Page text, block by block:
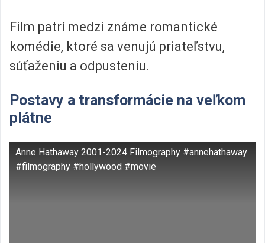
Film patrí medzi známe romantické
komédie, ktoré sa venujú priateľstvu,
súťaženiu a odpusteniu.
Postavy a transformácie na veľkom
plátne
Anne Hathaway 2001-2024 Filmography #annehathaway
#filmography #hollywood #movie